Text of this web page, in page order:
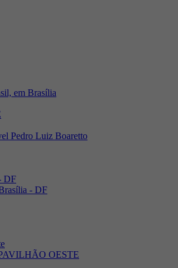
em Brasília
Pedro Luiz Boaretto
DF
- DF
OESTE